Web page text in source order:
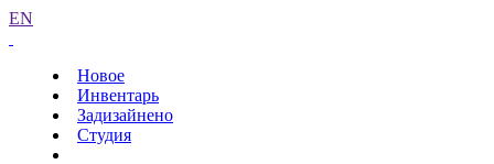
EN
Новое
Инвентарь
Задизайнено
Студия